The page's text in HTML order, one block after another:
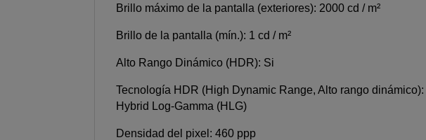
Brillo máximo de la pantalla (exteriores): 2000 cd / m²
Brillo de la pantalla (mín.): 1 cd / m²
Alto Rango Dinámico (HDR): Si
Tecnología HDR (High Dynamic Range, Alto rango
Hybrid Log-Gamma (HLG)
Densidad del pixel: 460 ppp